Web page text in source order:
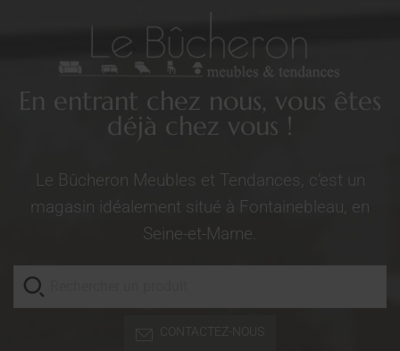
En entrant chez nous, vous êtes
déjà chez vous !
Le Bûcheron Meubles et Tendances, c’est un
magasin idéalement situé à Fontainebleau, en
Seine-et-Marne.
CONTACTEZ-NOUS